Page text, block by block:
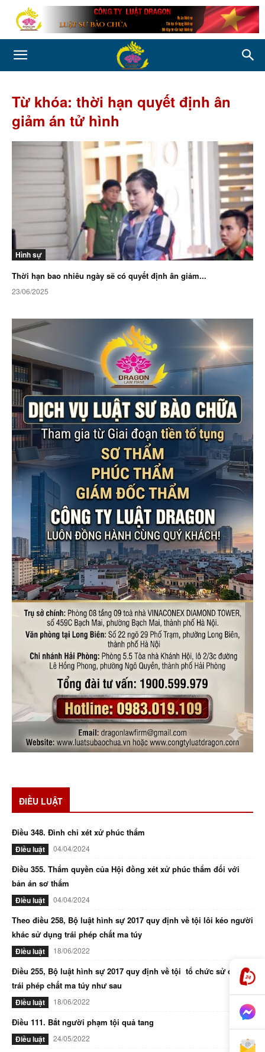
Từ khóa: thời hạn quyết định ân
giảm án tử hình
Hình sự
Thời hạn bao nhiêu ngày sẽ có quyết định ân giảm...
23/06/2025
ĐIỀU LUẬT
Điều 348. Đình chỉ xét xử phúc thẩm
Điều luật 04/04/2024
Điều 355. Thẩm quyền của Hội đồng xét xử phúc thẩm đối với
bản án sơ thẩm
Điều luật 04/04/2024
Theo điều 258, Bộ luật hình sự 2017 quy định về tội lôi kéo người
khác sử dụng trái phép chất ma túy
Điều luật 18/06/2022
Điều 255, Bộ luật hình sự 2017 quy định về tội tổ chức sử dụng
trái phép chất ma túy như sau
Điều luật 18/06/2022
Điều 111. Bắt người phạm tội quả tang
Điều luật 24/05/2022